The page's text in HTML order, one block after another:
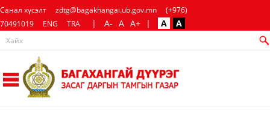
Санал хүсэлт zdtg@bagakhangai.ub.gov.mn
(+976)
70491019
ENG TRA | A- A A+ | A A